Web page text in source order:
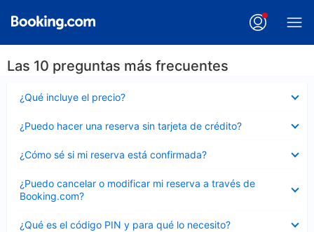
Las 10 preguntas más frecuentes
¿Qué incluye el precio?
cerrado
¿Puedo hacer una reserva sin tarjeta de crédito?
cerrado
¿Cómo sé si mi reserva está confirmada?
cerrado
¿Puedo cancelar o modificar mi reserva a través de
Booking.com?
cerrado
¿Qué es el código PIN y para qué lo necesito?
cerrado